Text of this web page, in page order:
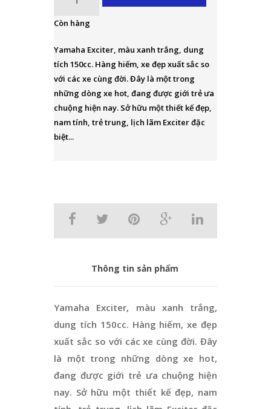
Còn hàng
Yamaha Exciter, màu xanh trắng, dung
tích 150cc. Hàng hiếm, xe đẹp xuất sắc so
với các xe cùng đời. Đây là một trong
những dòng xe hot, đang được giới trẻ ưa
chuộng hiện nay. Sở hữu một thiết kế đẹp,
nam tính, trẻ trung, lịch lãm Exciter đặc
biệt...
Thông tin sản phẩm
Yamaha Exciter, màu xanh trắng,
dung tích 150cc. Hàng hiếm, xe đẹp
xuất sắc so với các xe cùng đời. Đây
là một trong những dòng xe hot,
đang được giới trẻ ưa chuộng hiện
nay. Sở hữu một thiết kế đẹp, nam